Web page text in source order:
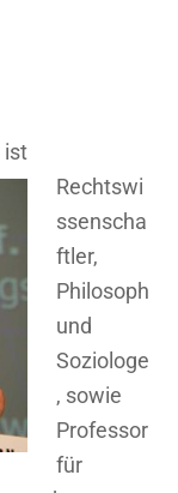
ist
Rechtswi
ssenscha
ftler,
Philosoph
und
Soziologe
, sowie
Professor
für